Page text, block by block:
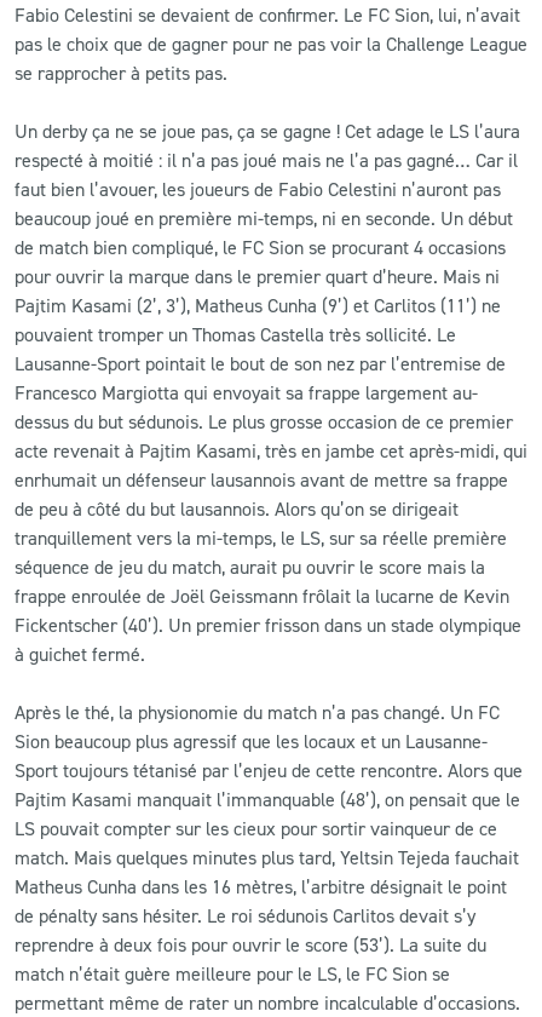
ACTUALITÉS
L’APP DU LS
LS ACADEMY CAMPS
MATCH DES CELEBRITES
PRESSE ET MEDIAS
Fabio Celestini se devaient de confirmer. Le FC Sion, lui, n’avait
pas le choix que de gagner pour ne pas voir la Challenge League
se rapprocher à petits pas.
Un derby ça ne se joue pas, ça se gagne ! Cet adage le LS l’aura
respecté à moitié : il n’a pas joué mais ne l’a pas gagné… Car il
faut bien l’avouer, les joueurs de Fabio Celestini n’auront pas
beaucoup joué en première mi-temps, ni en seconde. Un début
de match bien compliqué, le FC Sion se procurant 4 occasions
pour ouvrir la marque dans le premier quart d’heure. Mais ni
Pajtim Kasami (2’, 3’), Matheus Cunha (9’) et Carlitos (11’) ne
pouvaient tromper un Thomas Castella très sollicité. Le
Lausanne-Sport pointait le bout de son nez par l’entremise de
Francesco Margiotta qui envoyait sa frappe largement au-
dessus du but sédunois. Le plus grosse occasion de ce premier
acte revenait à Pajtim Kasami, très en jambe cet après-midi, qui
enrhumait un défenseur lausannois avant de mettre sa frappe
de peu à côté du but lausannois. Alors qu’on se dirigeait
tranquillement vers la mi-temps, le LS, sur sa réelle première
séquence de jeu du match, aurait pu ouvrir le score mais la
frappe enroulée de Joël Geissmann frôlait la lucarne de Kevin
Fickentscher (40’). Un premier frisson dans un stade olympique
à guichet fermé.
Après le thé, la physionomie du match n’a pas changé. Un FC
Sion beaucoup plus agressif que les locaux et un Lausanne-
Sport toujours tétanisé par l’enjeu de cette rencontre. Alors que
Pajtim Kasami manquait l’immanquable (48’), on pensait que le
LS pouvait compter sur les cieux pour sortir vainqueur de ce
match. Mais quelques minutes plus tard, Yeltsin Tejeda fauchait
Matheus Cunha dans les 16 mètres, l’arbitre désignait le point
de pénalty sans hésiter. Le roi sédunois Carlitos devait s’y
reprendre à deux fois pour ouvrir le score (53’). La suite du
match n’était guère meilleure pour le LS, le FC Sion se
permettant même de rater un nombre incalculable d’occasions.